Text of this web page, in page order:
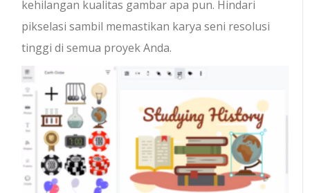
kehilangan kualitas gambar apa pun. Hindari
pikselasi sambil memastikan karya seni resolusi
tinggi di semua proyek Anda.